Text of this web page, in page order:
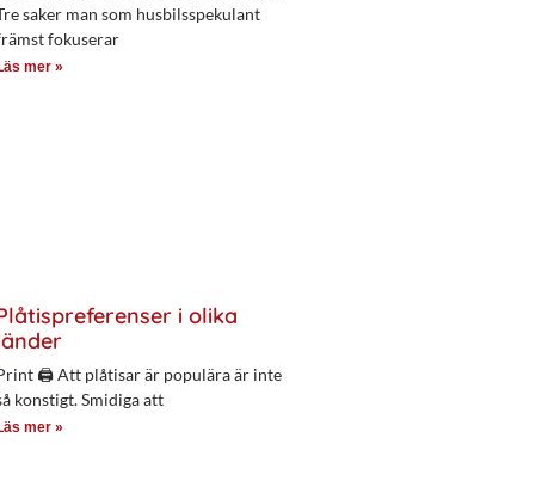
saker man som husbilsspekulant
fokuserar
mer »
i olika
🖨 Att plåtisar är populära är inte
konstigt. Smidiga att
mer »